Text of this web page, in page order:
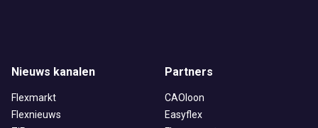
Nieuws kanalen
Flexmarkt
Flexnieuws
Partners
CAOloon
Easyflex